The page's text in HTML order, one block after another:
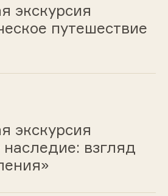
экскурсия
путешествие
экскурсия
наследие: взгляд